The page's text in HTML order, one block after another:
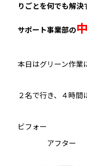
りごとを何でも解
サポート事業部の
本日はグリーン作業
２名で行き、４時
ビ
アフター